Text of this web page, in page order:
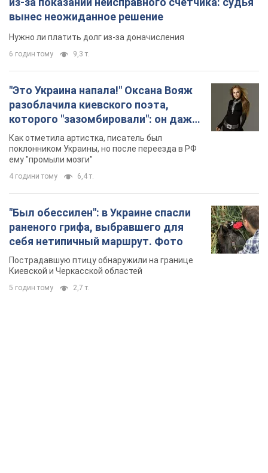
вынес неожиданное решение
Нужно ли платить долг из-за доначисления
6 годин тому 9,3 т.
"Это Украина напала!" Оксана Вояж
разоблачила киевского поэта,
которого "зазомбировали": он даже
русского не знал, а теперь хочет
геноцида украинцев
Как отметила артистка, писатель был
поклонником Украины, но после переезда в РФ
ему "промыли мозги"
4 години тому 6,4 т.
"Был обессилен": в Украине спасли
раненого грифа, выбравшего для
себя нетипичный маршрут. Фото
Пострадавшую птицу обнаружили на границе
Киевской и Черкасской областей
5 годин тому 2,7 т.